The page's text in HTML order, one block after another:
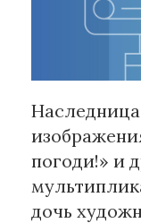
Реклама и
Архитектура
Наука и
Медиа
Образование
Издательское
Музыка
Музеи
Наследница
погоди!» и
дочь